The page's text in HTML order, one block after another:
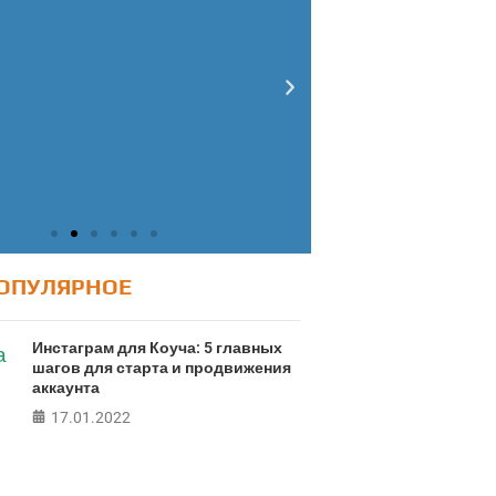
Как я контролирую
свою жизнь?
тест на основе шкалы
контроля Джулиана Роттера
Инстаграм для Коуча: 5 главных
шагов для старта и продвижения
аккаунта
17.01.2022